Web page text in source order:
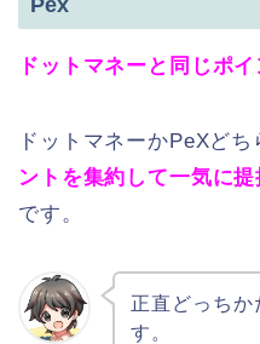
ドットマネーと同じポ
ドットマネーかPeXどち
ントを集約して一気に
です。
正直どっちか
す。